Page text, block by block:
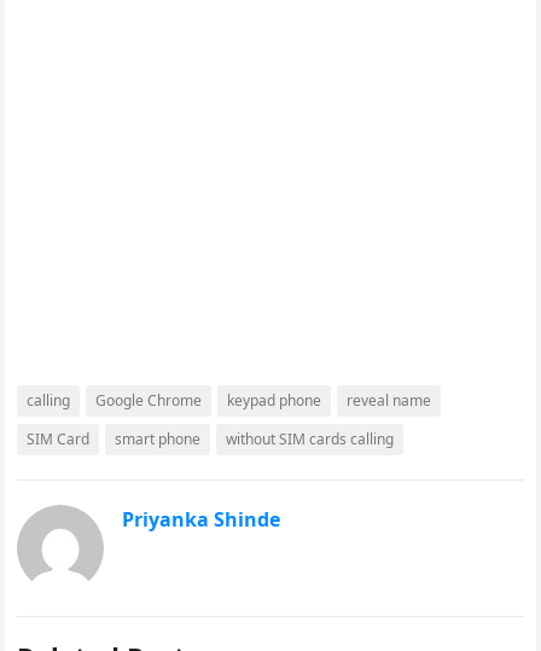
calling Google Chrome keypad phone
reveal name
SIM Card
smart phone without SIM cards calling
Priyanka Shinde